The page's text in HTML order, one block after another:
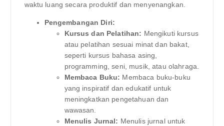
waktu luang secara produktif dan menyenangkan.
Pengembangan Diri:
Kursus dan Pelatihan: Mengikuti kursus
atau pelatihan sesuai minat dan bakat,
seperti kursus bahasa asing,
programming, seni, musik, atau olahraga.
Membaca Buku: Membaca buku-buku
yang inspiratif dan edukatif untuk
meningkatkan pengetahuan dan
wawasan.
Menulis Jurnal: Menulis jurnal untuk